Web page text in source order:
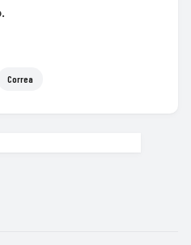
Correa